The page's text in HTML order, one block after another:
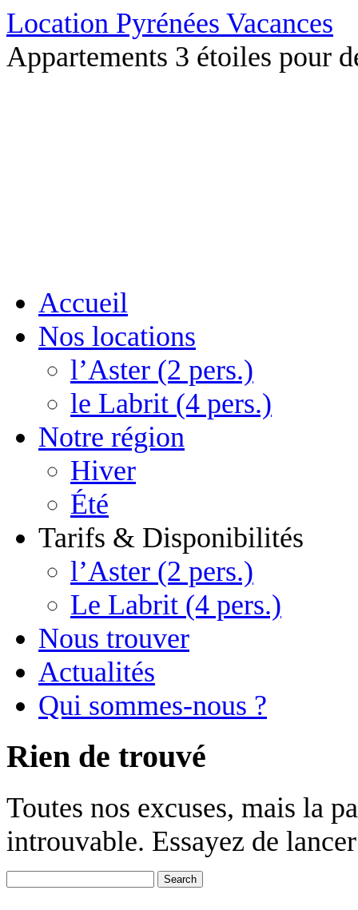
Location Pyrénées Vacances
Appartements 3 étoiles pour
Accueil
Nos locations
l’Aster (2 pers.)
le Labrit (4 pers.)
Notre région
Hiver
Été
Tarifs & Disponibilités
l’Aster (2 pers.)
Le Labrit (4 pers.)
Nous trouver
Actualités
Qui sommes-nous ?
Rien de trouvé
Toutes nos excuses, mais la
introuvable. Essayez de